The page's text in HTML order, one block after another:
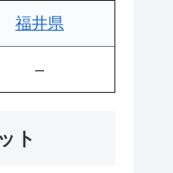
福井県
–
ト